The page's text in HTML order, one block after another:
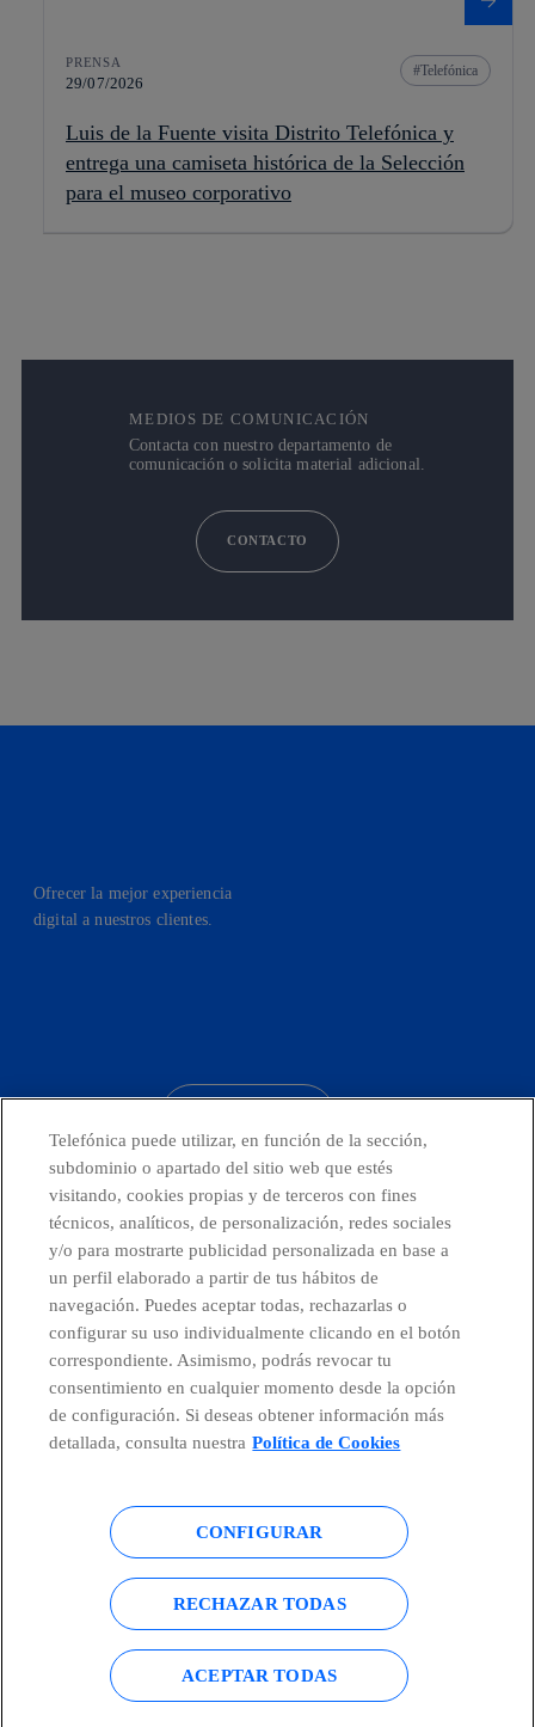
PRENSA
29/07/2026
Telefónica
Luis de la Fuente visita Distrito Telefónica y
entrega una camiseta histórica de la Selección
para el museo corporativo
MEDIOS DE COMUNICACIÓN
Contacta con nuestro departamento de
comunicación o solicita material adicional.
CONTACTO
Ofrecer la mejor experiencia
digital a nuestros clientes.
Telefónica en redes sociales
Canal de Denuncias
Centro Global Transparencia
Política de cookies Aviso legal
Accesibilidad Política de privacidad
Mapa del sitio
Telefónica puede utilizar, en función de la sección,
subdominio o apartado del sitio web que estés
visitando, cookies propias y de terceros con fines
técnicos, analíticos, de personalización, redes sociales
y/o para mostrarte publicidad personalizada en base a
un perfil elaborado a partir de tus hábitos de
navegación. Puedes aceptar todas, rechazarlas o
configurar su uso individualmente clicando en el botón
correspondiente. Asimismo, podrás revocar tu
consentimiento en cualquier momento desde la opción
de configuración. Si deseas obtener información más
detallada, consulta nuestra Política de Cookies
CONFIGURAR
RECHAZAR TODAS
ACEPTAR TODAS